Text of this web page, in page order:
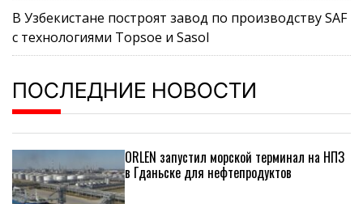
В Узбекистане построят завод по производству SAF
с технологиями Topsoe и Sasol
ПОСЛЕДНИЕ НОВОСТИ
ORLEN запустил морской терминал на НПЗ
в Гданьске для нефтепродуктов